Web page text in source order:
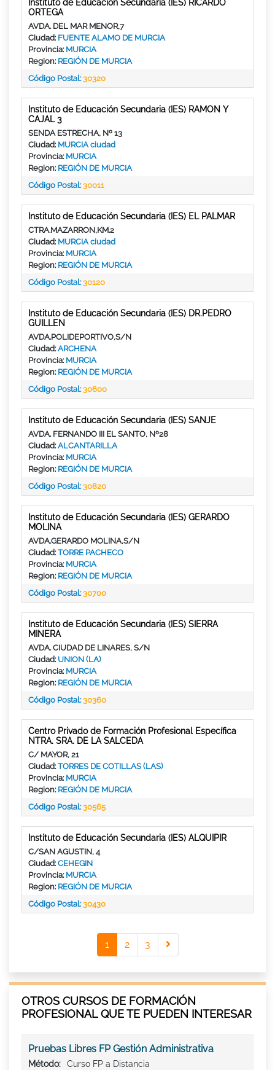
Instituto de Educación Secundaria (IES) RICARDO
ORTEGA
AVDA. DEL MAR MENOR,7
Ciudad: FUENTE ALAMO DE MURCIA
Provincia: MURCIA
Region: REGIÓN DE MURCIA
Código Postal:30320
Instituto de Educación Secundaria (IES) RAMON Y
CAJAL 3
SENDA ESTRECHA, Nº 13
Ciudad: MURCIA ciudad
Provincia: MURCIA
Region: REGIÓN DE MURCIA
Código Postal:30011
Instituto de Educación Secundaria (IES) EL PALMAR
CTRA.MAZARRON,KM.2
Ciudad: MURCIA ciudad
Provincia: MURCIA
Region: REGIÓN DE MURCIA
Código Postal:30120
Instituto de Educación Secundaria (IES) DR.PEDRO
GUILLEN
AVDA.POLIDEPORTIVO,S/N
Ciudad:ARCHENA
Provincia: MURCIA
Region: REGIÓN DE MURCIA
Código Postal:30600
Instituto de Educación Secundaria (IES) SANJE
AVDA. FERNANDO III EL SANTO, Nº28
Ciudad:ALCANTARILLA
Provincia: MURCIA
Region: REGIÓN DE MURCIA
Código Postal:30820
Instituto de Educación Secundaria (IES) GERARDO
MOLINA
AVDA.GERARDO MOLINA,S/N
Ciudad:TORRE PACHECO
Provincia: MURCIA
Region: REGIÓN DE MURCIA
Código Postal:30700
Instituto de Educación Secundaria (IES) SIERRA
MINERA
AVDA. CIUDAD DE LINARES, S/N
Ciudad: UNION (LA)
Provincia: MURCIA
Region: REGIÓN DE MURCIA
Código Postal:30360
Centro Privado de Formación Profesional Específica
NTRA. SRA. DE LA SALCEDA
C/ MAYOR, 21
Ciudad:TORRES DE COTILLAS (LAS)
Provincia: MURCIA
Region: REGIÓN DE MURCIA
Código Postal:30565
Instituto de Educación Secundaria (IES) ALQUIPIR
C/SAN AGUSTIN, 4
Ciudad:CEHEGIN
Provincia: MURCIA
Region: REGIÓN DE MURCIA
Código Postal:30430
1 2 3
OTROS CURSOS DE FORMACIÓN
PROFESIONAL QUE TE PUEDEN INTERESAR
Pruebas Libres FP Gestión Administrativa
Método:
Curso FP a Distancia